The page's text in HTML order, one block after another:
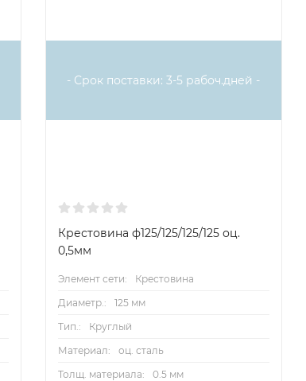
- Срок поставки: 3-5 рабоч.дней -
Крестовина ф125/125/125/125 оц.
0,5мм
Элемент сети:
Крестовина
Диаметр.:
125 мм
Тип.:
Круглый
Материал:
оц. сталь
Толщ. материала:
0.5 мм